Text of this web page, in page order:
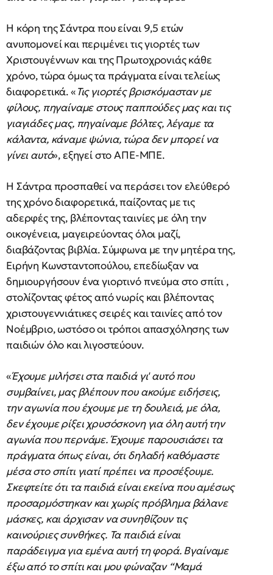
Η κόρη της Σάντρα που είναι 9,5 ετών
ανυπομονεί και περιμένει τις γιορτές των
Χριστουγέννων και της Πρωτοχρονιάς κάθε
χρόνο, τώρα όμως τα πράγματα είναι τελείως
διαφορετικά. «Τις γιορτές βρισκόμασταν με
φίλους, πηγαίναμε στους παππούδες μας και τις
γιαγιάδες μας, πηγαίναμε βόλτες, λέγαμε τα
κάλαντα, κάναμε ψώνια, τώρα δεν μπορεί να
γίνει αυτό», εξηγεί στο ΑΠΕ-ΜΠΕ.
Η Σάντρα προσπαθεί να περάσει τον ελεύθερό
της χρόνο διαφορετικά, παίζοντας με τις
αδερφές της, βλέποντας ταινίες με όλη την
οικογένεια, μαγειρεύοντας όλοι μαζί,
διαβάζοντας βιβλία. Σύμφωνα με την μητέρα της,
Ειρήνη Κωνσταντοπούλου, επεδίωξαν να
δημιουργήσουν ένα γιορτινό πνεύμα στο σπίτι ,
στολίζοντας φέτος από νωρίς και βλέποντας
χριστουγεννιάτικες σειρές και ταινίες από τον
Νοέμβριο, ωστόσο οι τρόποι απασχόλησης των
παιδιών όλο και λιγοστεύουν.
«Έχουμε μιλήσει στα παιδιά γι' αυτό που
συμβαίνει, μας βλέπουν που ακούμε ειδήσεις,
την αγωνία που έχουμε με τη δουλειά, με όλα,
δεν έχουμε ρίξει χρυσόσκονη για όλη αυτή την
αγωνία που περνάμε. Έχουμε παρουσιάσει τα
πράγματα όπως είναι, ότι δηλαδή καθόμαστε
μέσα στο σπίτι γιατί πρέπει να προσέξουμε.
Σκεφτείτε ότι τα παιδιά είναι εκείνα που αμέσως
προσαρμόστηκαν και χωρίς πρόβλημα βάλανε
μάσκες, και άρχισαν να συνηθίζουν τις
καινούριες συνθήκες. Τα παιδιά είναι
παράδειγμα για εμένα αυτή τη φορά. Βγαίναμε
έξω από το σπίτι και μου φώναζαν “Μαμά